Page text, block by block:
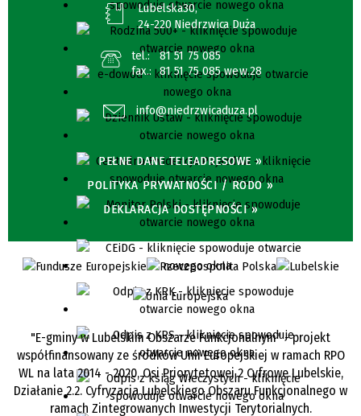
Lubelska30,
24-220 Niedrzwica Duża
tel.:
81 51 75 085
fax.:
81 51 75 085 wew.28
info@niedrzwicaduza.pl
PEŁNE DANE TELEADRESOWE »
POLITYKA PRYWATNOŚCI / RODO »
DEKLARACJA DOSTĘPNOŚCI »
"E-gminy w Lubelskim Obszarze Funkcjonalnym" - projekt
współfinansowany ze środków Unii Europejskiej w ramach RPO
WL na lata 2014 - 2020, Osi Priorytetowej 2 Cyfrowe Lubelskie,
Działanie 2.2. Cyfryzacja Lubelskiego Obszaru Funkcjonalnego w
ramach Zintegrowanych Inwestycji Terytorialnych.